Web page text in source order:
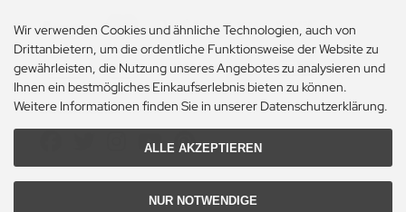
Social Media
Wir verwenden Cookies und ähnliche Technologien, auch von
Drittanbietern, um die ordentliche Funktionsweise der Website zu
gewährleisten, die Nutzung unseres Angebotes zu analysieren und
Ihnen ein bestmögliches Einkaufserlebnis bieten zu können.
Weitere Informationen finden Sie in unserer Datenschutzerklärung.
ALLE AKZEPTIEREN
NUR NOTWENDIGE